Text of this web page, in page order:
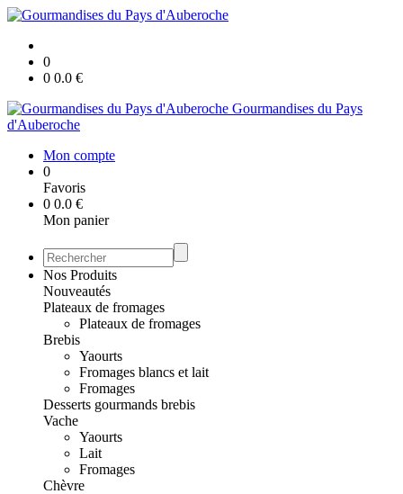
0
0 0.0 €
Gourmandises du Pays
d'Auberoche
Mon compte
0
Favoris
0 0.0 €
Mon panier
Nos Produits
Nouveautés
Plateaux de fromages
Plateaux de fromages
Brebis
Yaourts
Fromages blancs et lait
Fromages
Desserts gourmands brebis
Vache
Yaourts
Lait
Fromages
Chèvre